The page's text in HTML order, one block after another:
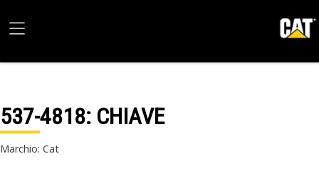
537-4818: CHIAVE
Marchio: Cat